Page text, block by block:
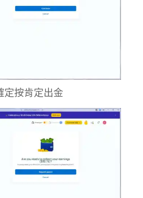
定按肯定出金